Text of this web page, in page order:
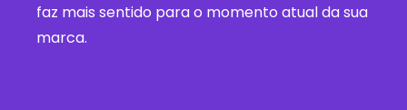
faz mais sentido para o momento atual da sua
marca.